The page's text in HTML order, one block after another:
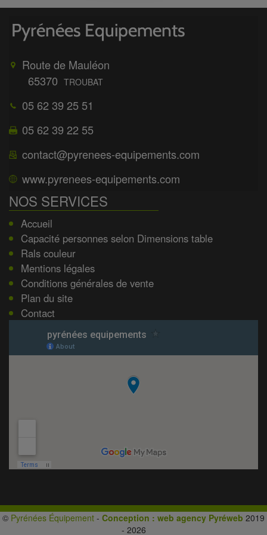
Route de Mauléon
65370 TROUBAT
05 62 39 25 51
05 62 39 22 55
contact@pyrenees-equipements.com
www.pyrenees-equipements.com
NOS SERVICES
Accueil
Capacité personnes selon Dimensions table
Rals couleur
Mentions légales
Conditions générales de vente
Plan du site
Contact
© Pyrénées Équipement - Conception : web agency Pyréweb 2019
- 2026